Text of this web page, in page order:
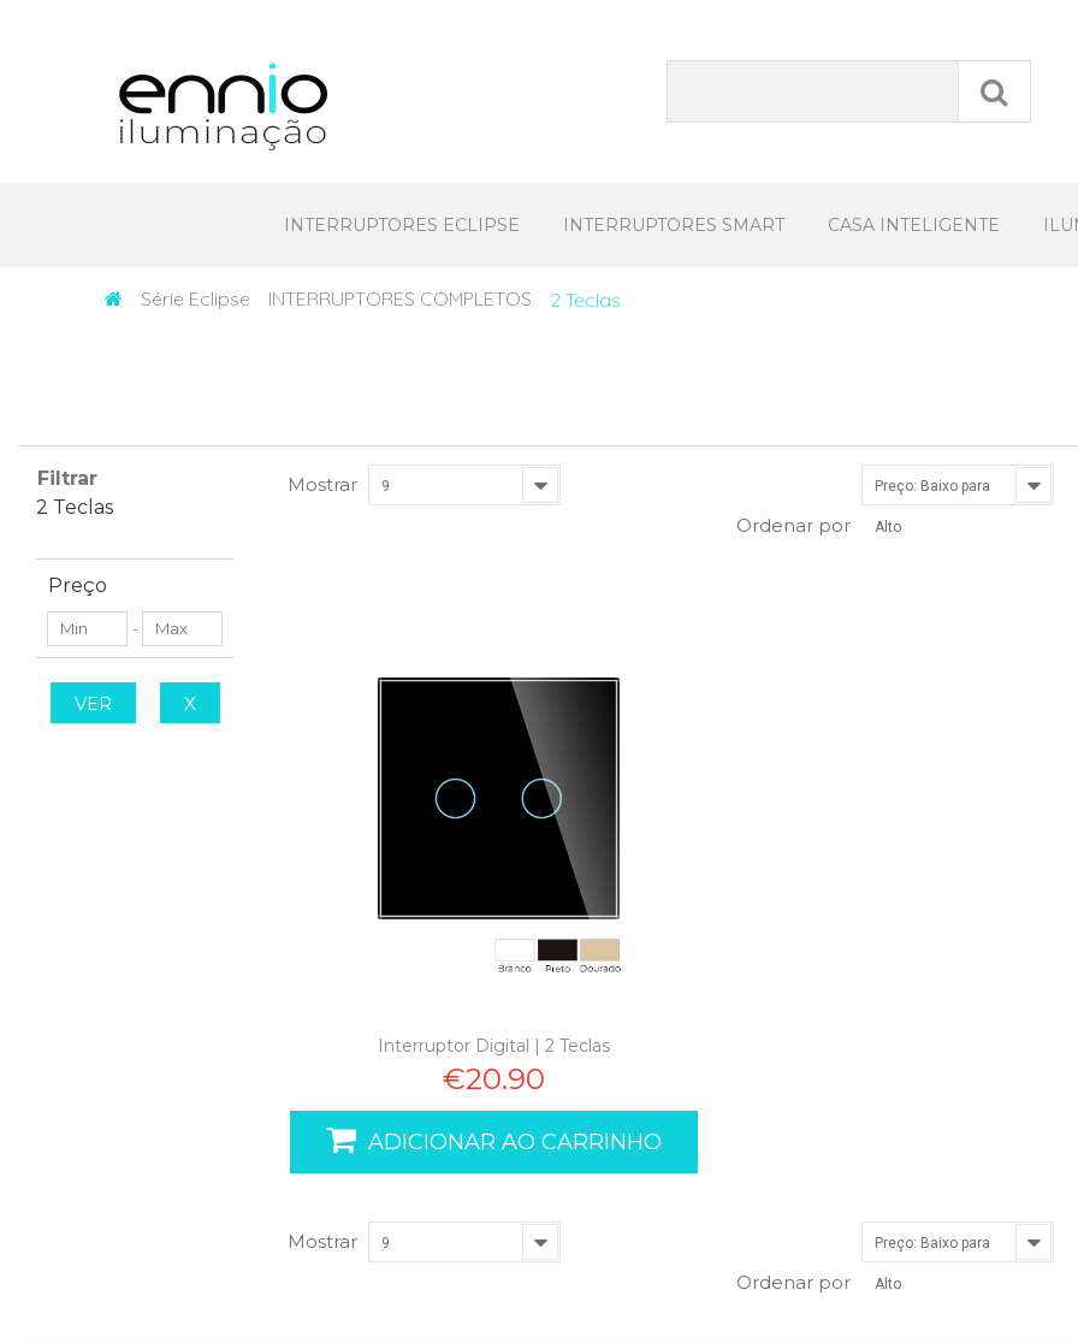
INTERRUPTORES ECLIPSE INTERRUPTORES SMART CASA INTELIGENTE
Série Eclipse INTERRUPTORES COMPLETOS 2 Teclas
Filtrar
2 Teclas
Preço
-
VER X
Mostrar 9
Ordenar por
Preço: Baixo para
Alto
Interruptor Digital | 2 Teclas
€20.90
ADICIONAR AO CARRINHO
Mostrar 9
Ordenar por
Preço: Baixo para
Alto